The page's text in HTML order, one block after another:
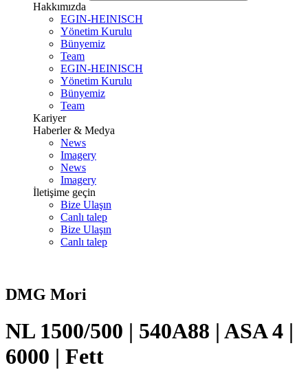
Hakkımızda
EGIN-HEINISCH
Yönetim Kurulu
Bünyemiz
Team
EGIN-HEINISCH
Yönetim Kurulu
Bünyemiz
Team
Kariyer
Haberler & Medya
News
Imagery
News
Imagery
İletişime geçin
Bize Ulaşın
Canlı talep
Bize Ulaşın
Canlı talep
DMG Mori
NL 1500/500 | 540A88 | ASA 4 |
6000 | Fett